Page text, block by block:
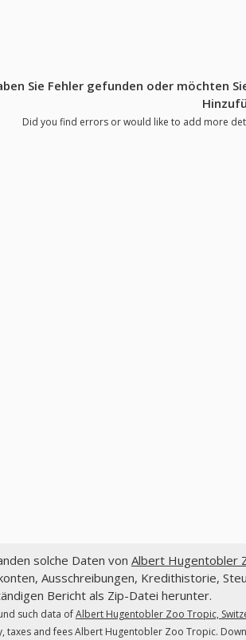
Sie Fehler gefunden oder möchten
Did you find errors or would like to add more
solche Daten von Albert Hugentobler
Ausschreibungen, Kredithistorie,
Bericht als Zip-Datei herunter.
such data ofAlbert Hugentobler Zoo Tropic,
taxes and fees Albert Hugentobler Zoo Tropic.